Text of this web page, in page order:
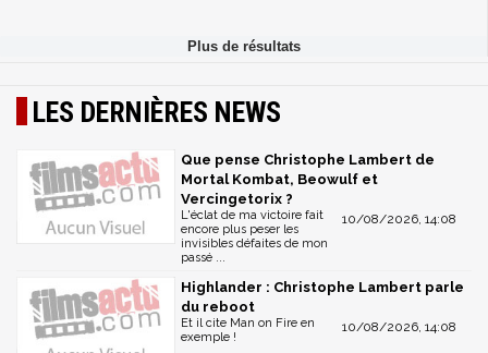
LES DERNIÈRES NEWS
Que pense Christophe Lambert de
Mortal Kombat, Beowulf et
Vercingetorix ?
10/08/2026, 14:08
L'éclat de ma victoire fait
encore plus peser les
invisibles défaites de mon
passé ...
Highlander : Christophe Lambert parle
du reboot
10/08/2026, 14:08
Et il cite Man on Fire en
exemple !